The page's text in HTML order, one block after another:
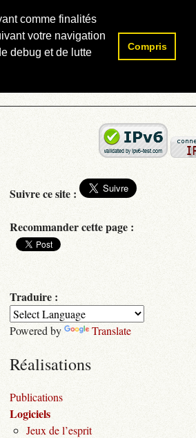
comme finalités
votre navigation
debug et de lutte
Compris
Rechercher :
Suivre ce site :
Recommander cette page :
Traduire :
Powered by Translate
Réalisations
Publications
Logiciels
Jeux de l’esprit